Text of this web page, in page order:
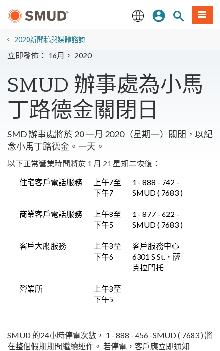
登入站內搜尋
選單
2020新聞稿與媒體諮詢
立即發佈： 16月， 2020
SMUD 辦事處為小馬
丁路德金關閉日
SMD 辦事處將於 20 一月 2020（星期一）關閉，以紀
念小馬丁路德金。一天。
以下正常營業時間將於 1 月 21 星期二恢復：
住宅客戶電話服務
上午7至
下午7
1 - 888 - 742 -
SMUD ( 7683 )
商業客戶電話服務
上午8至
下午5
1 - 877 - 622 -
SMUD ( 7683 )
客戶大廳服務
上午8至
下午6
客戶服務中心
6301 S St.，薩
克拉門托
營業所
上午8至
下午5
SMUD 的24小時停電次數， 1 - 888 - 456 -SMUD ( 7683 ) 將
在整個假期期間繼續運作。 若停電，客戶應立即通知